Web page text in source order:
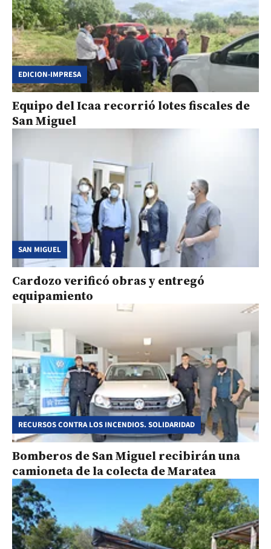
EDICION-IMPRESA
Equipo del Icaa recorrió lotes fiscales de
San Miguel
SAN MIGUEL
Cardozo verificó obras y entregó
equipamiento
RECURSOS CONTRA LOS INCENDIOS. SOLIDARIDAD
Bomberos de San Miguel recibirán una
camioneta de la colecta de Maratea